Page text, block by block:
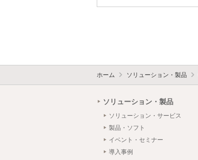
ホーム ソリューション・製品
ソリューション・製品
ソリューション・サービス
製品・ソフト
イベント・セミナー
導入事例